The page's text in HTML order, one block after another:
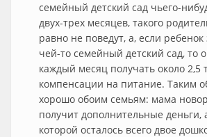
семейный детский сад чьего-
двух-трех месяцев, такого
равно не поведут, а, если
чей-то семейный детский сад, то
каждый месяц получать около 2,5
компенсации на питание. Таким
хорошо обоим семьям: мама
получит дополнительные деньги,
которой осталось всего двое